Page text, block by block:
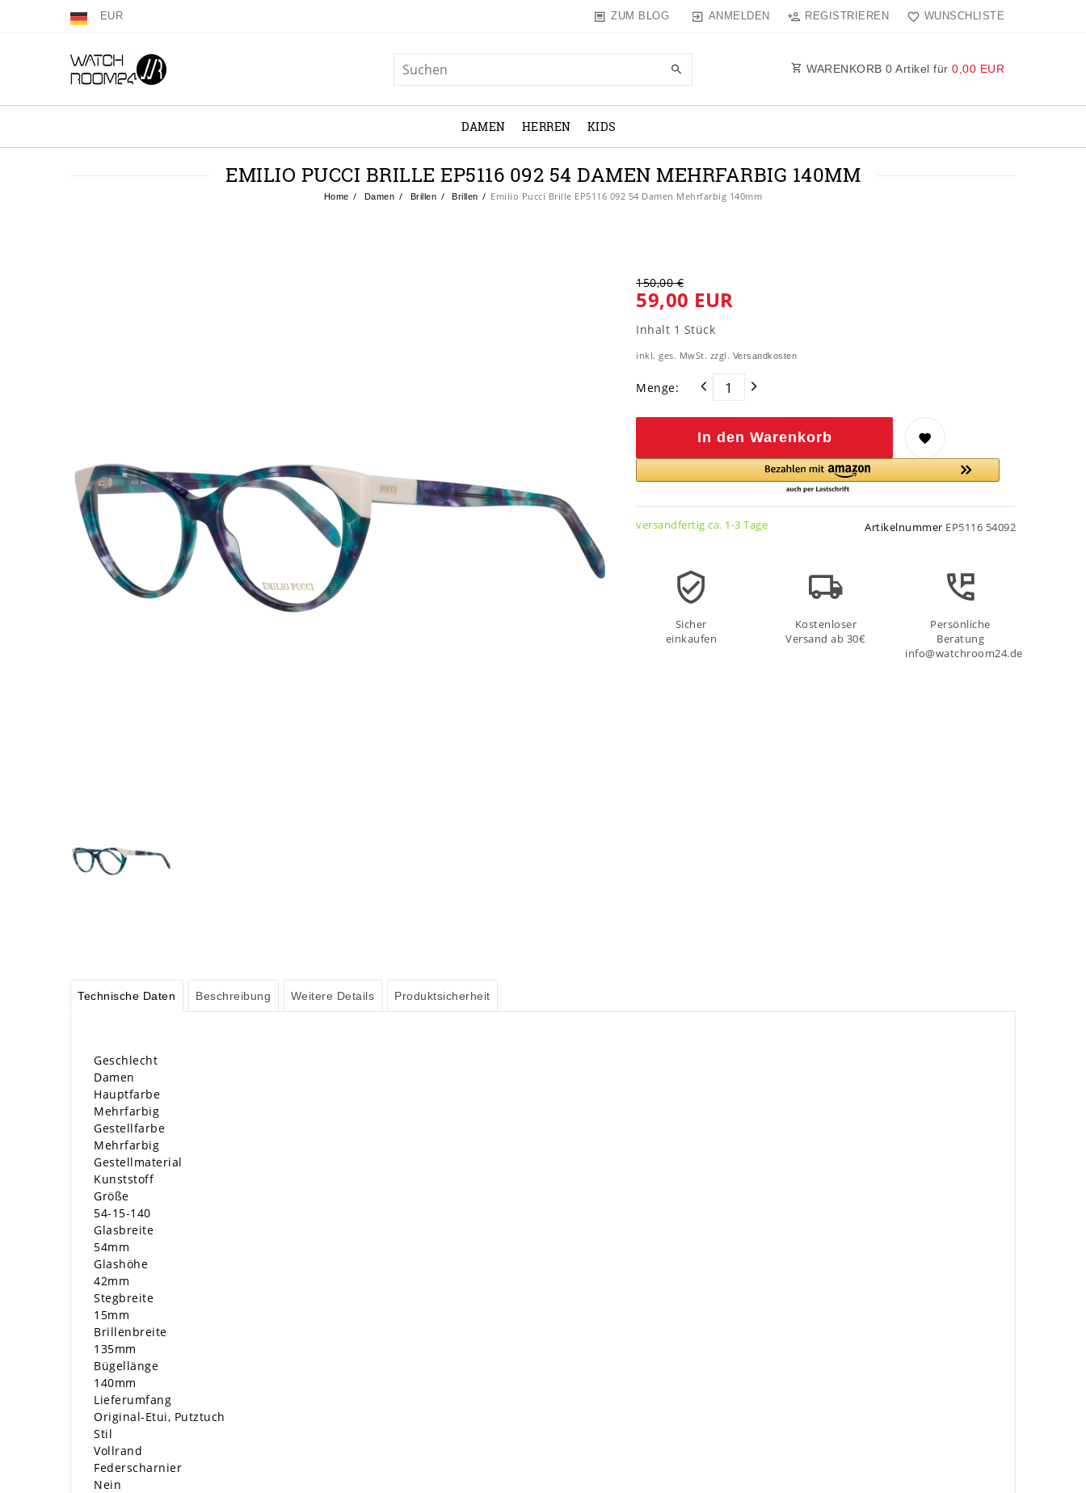
EUR ZUM BLOG ANMELDEN REGISTRIEREN WUNSCHLISTE
WARENKORB 0 Artikel für 0,00 EUR
DAMEN HERREN KIDS
EMILIO PUCCI BRILLE EP5116 092 54 DAMEN MEHRFARBIG 140MM
Home Damen Brillen Brillen Emilio Pucci Brille EP5116 092 54 Damen Mehrfarbig 140mm
150,00 €
59,00 EUR
Inhalt 1 Stück
inkl. ges. MwSt. zzgl. Versandkosten
Menge:
In den Warenkorb
versandfertig ca. 1-3 Tage Artikelnummer EP5116 54092
Sicher
einkaufen
Kostenloser
Versand ab 30€
Persönliche
Beratung
info@watchroom24.de
Technische Daten Beschreibung Weitere Details Produktsicherheit
Geschlecht
Damen
Hauptfarbe
Mehrfarbig
Gestellfarbe
Mehrfarbig
Gestellmaterial
Kunststoff
Größe
54-15-140
Glasbreite
54mm
Glashöhe
42mm
Stegbreite
15mm
Brillenbreite
135mm
Bügellänge
140mm
Lieferumfang
Original-Etui, Putztuch
Stil
Vollrand
Federscharnier
Nein